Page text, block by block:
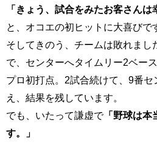
「きょう、試合をみたお客さんは
と、オコエの初ヒットに大喜びで
そしてきのう、チームは敗れまし
で、センターへタイムリー2ベー
プロ初打点。2試合続けて、9番
え、結果を残しています。
でも、いたって謙虚で「野球は本
す。」